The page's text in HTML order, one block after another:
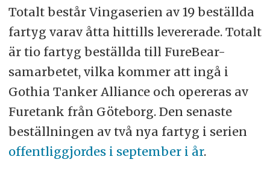
Totalt består Vingaserien av 19 beställda
fartyg varav åtta hittills levererade. Totalt
är tio fartyg beställda till FureBear-
samarbetet, vilka kommer att ingå i
Gothia Tanker Alliance och opereras av
Furetank från Göteborg. Den senaste
beställningen av två nya fartyg i serien
offentliggjordes i september i år.